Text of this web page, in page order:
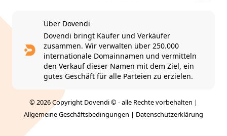
Über Dovendi
Dovendi bringt Käufer und Verkäufer
zusammen. Wir verwalten über 250.000
internationale Domainnamen und vermitteln
den Verkauf dieser Namen mit dem Ziel, ein
gutes Geschäft für alle Parteien zu erzielen.
© 2026 Copyright Dovendi © - alle Rechte vorbehalten |
Allgemeine Geschäftsbedingungen | Datenschutzerklärung